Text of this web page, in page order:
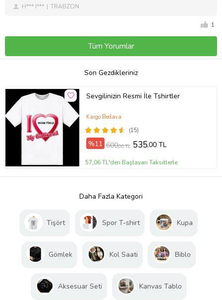
H*** I*** TRABZON
1
Tüm Yorumlar
Son Gezdikleriniz
Sevgilinizin Resmi İle Tshirtler
(15)
Kargo Bedava
%11 600,00 TL 535,00 TL
57,06 TL'den Başlayan Taksitlerle
Daha Fazla Kategori
Tişört Spor T-shirt Kupa
Gömlek Kol Saati Biblo
Aksesuar Seti Kanvas Tablo